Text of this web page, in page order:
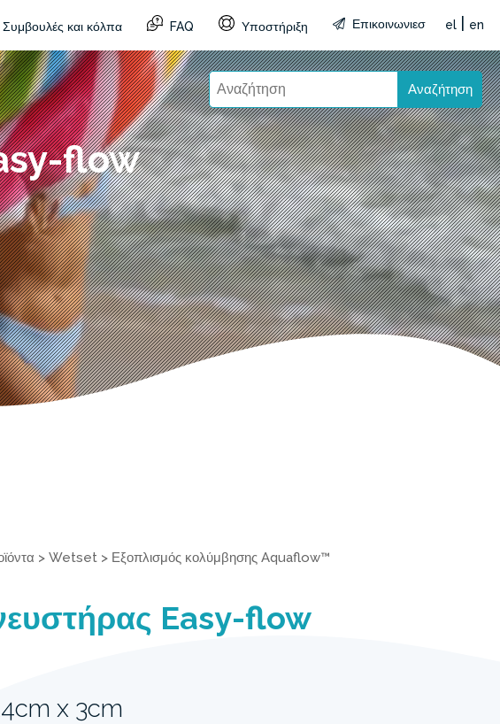
Συμβουλές και κόλπα FAQ Υποστήριξη Επικοινωνιεσ el en
Αναζήτηση
flow
> Wetset > Εξοπλισμός κολύμβησης Aquaflow™
Easy-flow
x 3cm